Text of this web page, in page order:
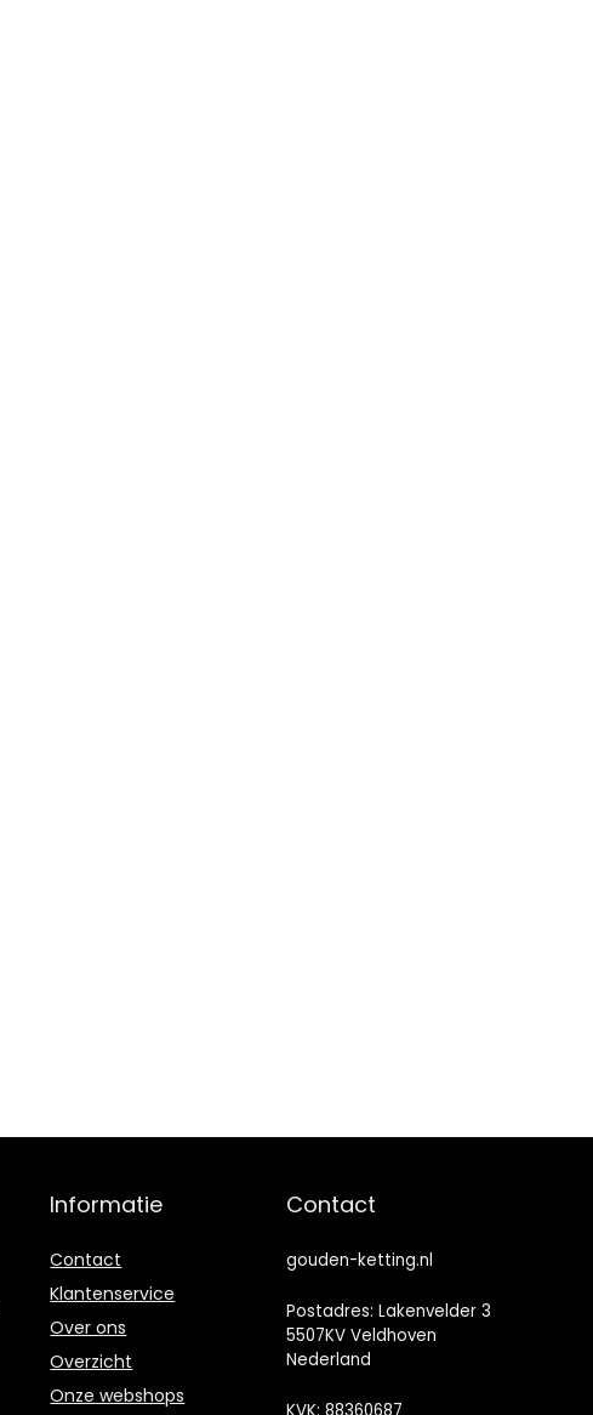
Informatie
Contact
Klantenservice
Over ons
Overzicht
Onze webshops
Contact
gouden-ketting.nl
Postadres: Lakenvelder 3
5507KV Veldhoven
Nederland